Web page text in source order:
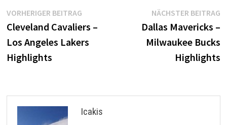
Beitragsnavigation
VORHERIGER BEITRAGVorheriger
Beitrag:
Cleveland Cavaliers –
Los Angeles Lakers
Highlights
NÄCHSTER BEITRAG
Dallas Mavericks –
Milwaukee Bucks
Highlights
Icakis